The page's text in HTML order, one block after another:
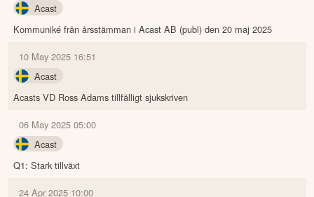
Acast
Kommuniké från årsstämman i Acast AB (publ) den 20 maj 2025
10 May 2025 16:51
Acast
Acasts VD Ross Adams tillfälligt sjukskriven
06 May 2025 05:00
Acast
Q1: Stark tillväxt
24 Apr 2025 10:00